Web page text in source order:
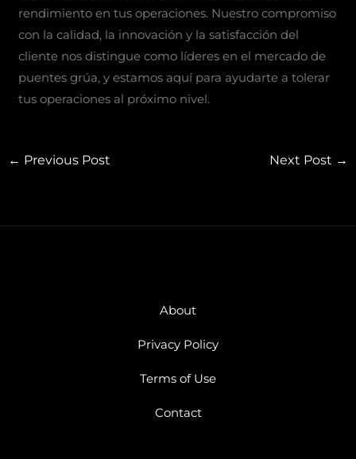
rendimiento en tus operaciones. Nuestro compromiso
con la calidad, la innovación y la satisfacción del
cliente nos distingue como líderes en el mercado de
puentes grúa, y estamos aquí para ayudarte a tolerar
tus operaciones al próximo nivel.
← Previous Post Next Post →
About
Privacy Policy
Terms of Use
Contact